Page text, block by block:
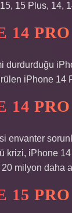
15 Plus, 14,
14
durdurduğu
iPhone 14
14
envanter
krizi, iPhone 14
milyon daha
15